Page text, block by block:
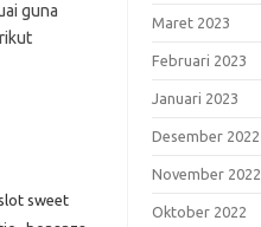
guna
sweet
Maret 2023
Februari 2023
Januari 2023
Desember 2022
November 2022
Oktober 2022